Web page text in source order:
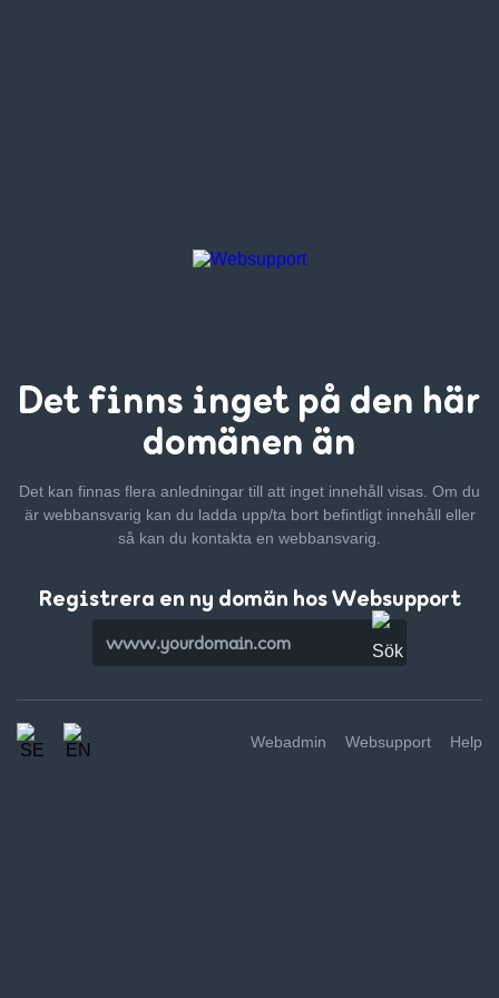
Det finns inget på den här
domänen än
Det kan finnas flera anledningar till att inget innehåll visas. Om du
är webbansvarig kan du ladda upp/ta bort befintligt innehåll eller
så kan du kontakta en webbansvarig.
Registrera en ny domän hos Websupport
Webadmin Websupport Help